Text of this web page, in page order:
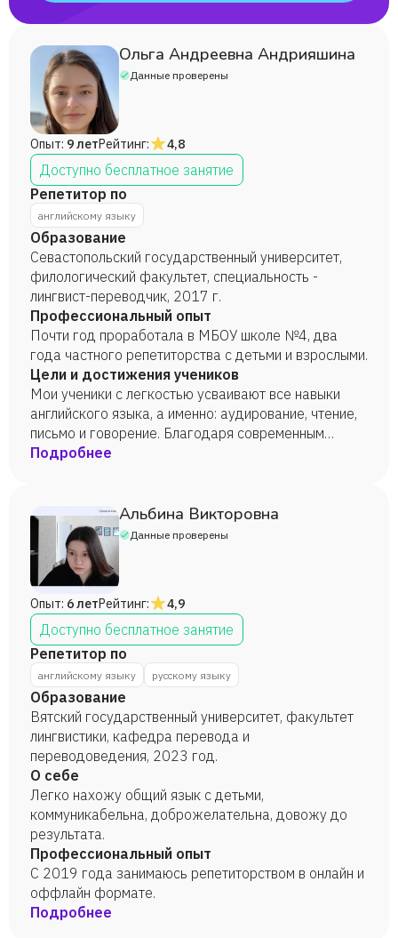
Ольга Андреевна Андрияшина
Данные проверены
Опыт: 9 летРейтинг: 4,8
Доступно бесплатное занятие
Репетитор по
английскому языку
Образование
Севастопольский государственный университет,
филологический факультет, специальность -
лингвист-переводчик, 2017 г.
Профессиональный опыт
Почти год проработала в МБОУ школе №4, два
года частного репетиторства с детьми и взрослыми.
Цели и достижения учеников
Мои ученики с легкостью усваивают все навыки
английского языка, а именно: аудирование, чтение,
письмо и говорение. Благодаря современным
технологиям и грамотным учебным пособиям
Подробнее
Альбина Викторовна
Данные проверены
Опыт: 6 летРейтинг: 4,9
Доступно бесплатное занятие
Репетитор по
английскому языку русскому языку
Образование
Вятский государственный университет, факультет
лингвистики, кафедра перевода и
переводоведения, 2023 год.
О себе
Легко нахожу общий язык с детьми,
коммуникабельна, доброжелательна, довожу до
результата.
Профессиональный опыт
С 2019 года занимаюсь репетиторством в онлайн и
оффлайн формате.
Подробнее